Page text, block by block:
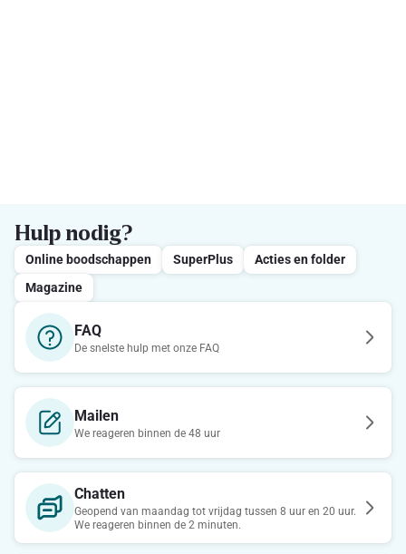
Hulp nodig?
Online boodschappen SuperPlus
Acties en folder
Magazine
FAQ
De snelste hulp met onze FAQ
Mailen
We reageren binnen de 48 uur
Chatten
Geopend van maandag tot vrijdag tussen 8 uur en 20 uur.
We reageren binnen de 2 minuten.